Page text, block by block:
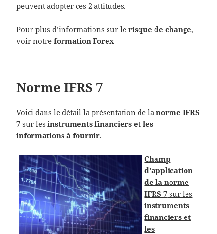
peuvent adopter ces 2 attitudes.
Pour plus d’informations sur lerisque de change,
voir notreformation Forex
Norme IFRS 7
Voici dans le détail la présentation de lanorme IFRS
7 sur lesinstruments financiers et les
informations à fournir.
Champ
d’application
de la norme
IFRS 7 sur les
instruments
financiers et
les